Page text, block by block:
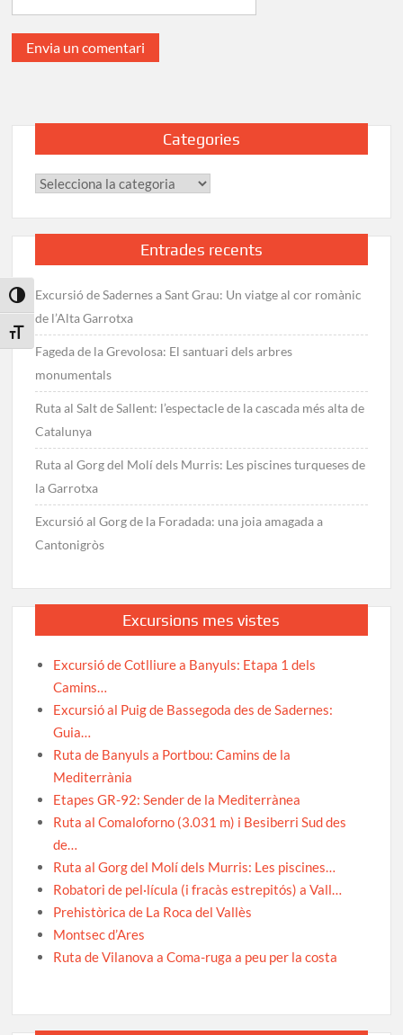
Toggle High Contrast
Toggle Font size
Categories
Categories
Entrades recents
Excursió de Sadernes a Sant Grau: Un viatge al cor romànic
de l’Alta Garrotxa
Fageda de la Grevolosa: El santuari dels arbres
monumentals
Ruta al Salt de Sallent: l’espectacle de la cascada més alta de
Catalunya
Ruta al Gorg del Molí dels Murris: Les piscines turqueses de
la Garrotxa
Excursió al Gorg de la Foradada: una joia amagada a
Cantonigròs
Excursions mes vistes
Excursió de Cotlliure a Banyuls: Etapa 1 dels
Camins…
Excursió al Puig de Bassegoda des de Sadernes:
Guia…
Ruta de Banyuls a Portbou: Camins de la
Mediterrània
Etapes GR-92: Sender de la Mediterrànea
Ruta al Comaloforno (3.031 m) i Besiberri Sud des
de…
Ruta al Gorg del Molí dels Murris: Les piscines…
Robatori de pel·lícula (i fracàs estrepitós) a Vall…
Prehistòrica de La Roca del Vallès
Montsec d’Ares
Ruta de Vilanova a Coma-ruga a peu per la costa